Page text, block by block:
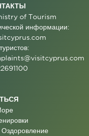
of Tourism
информации: